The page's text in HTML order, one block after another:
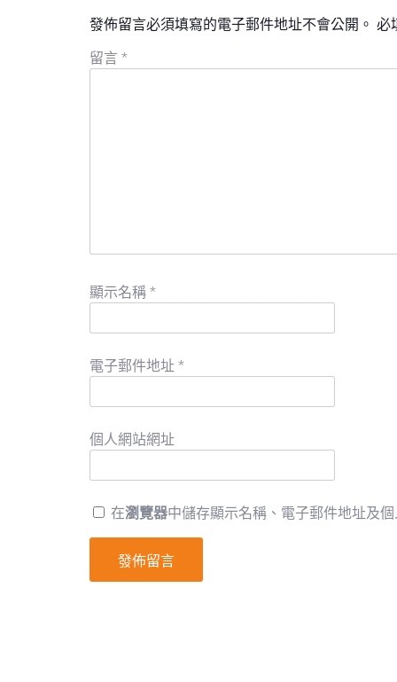
發佈留言必須填寫的電子郵件地址不會公開。 必
留言 *
顯示名稱 *
電子郵件地址 *
個人網站網址
在瀏覽器中儲存顯示名稱、電子郵件地址及